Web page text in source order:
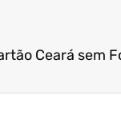
Ceará sem